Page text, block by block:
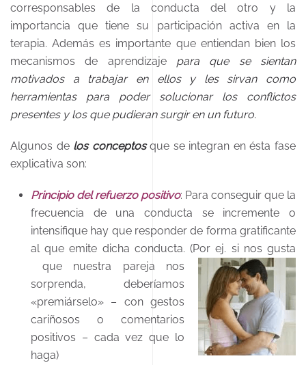
corresponsables de la conducta del otro y la
importancia que tiene su participación activa en la
terapia. Además es importante que entiendan bien los
mecanismos de aprendizaje para que se sientan
motivados a trabajar en ellos y les sirvan como
herramientas para poder solucionar los conflictos
presentes y los que pudieran surgir en un futuro.
Algunos delos conceptosque se integran en ésta fase
explicativa son:
Principio del refuerzo positivo: Para conseguir que la
frecuencia de una conducta se incremente o
intensifique hay que responder de forma gratificante
al que emite dicha conducta. (Por ej. si nos gusta
que nuestra pareja nos
sorprenda, deberíamos
«premiárselo» – con gestos
cariñosos o comentarios
positivos – cada vez que lo
haga)